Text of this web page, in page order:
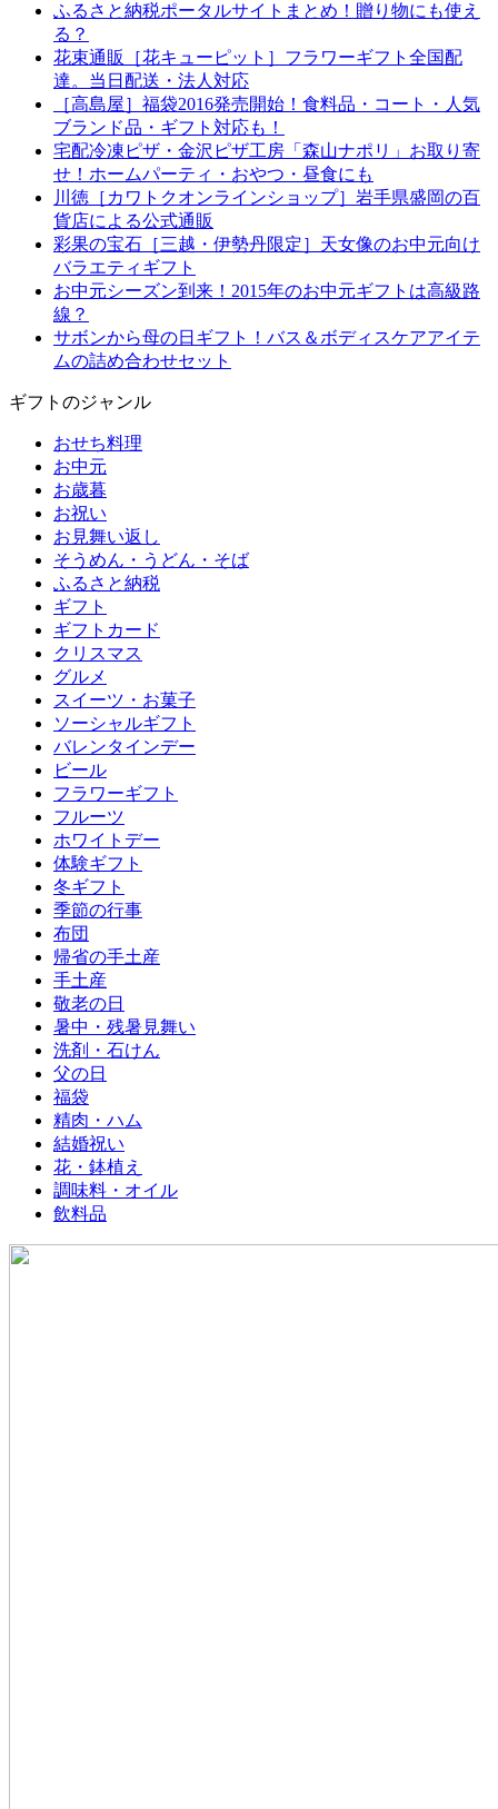
ふるさと納税ポータルサイトまとめ！贈り物にも使え
る？
花束通販［花キューピット］フラワーギフト全国配
達。当日配送・法人対応
［高島屋］福袋2016発売開始！食料品・コート・人気
ブランド品・ギフト対応も！
宅配冷凍ピザ・金沢ピザ工房「森山ナポリ」お取り寄
せ！ホームパーティ・おやつ・昼食にも
川徳［カワトクオンラインショップ］岩手県盛岡の百
貨店による公式通販
彩果の宝石［三越・伊勢丹限定］天女像のお中元向け
バラエティギフト
お中元シーズン到来！2015年のお中元ギフトは高級路
線？
サボンから母の日ギフト！バス＆ボディスケアアイテ
ムの詰め合わせセット
ギフトのジャンル
おせち料理
お中元
お歳暮
お祝い
お見舞い返し
そうめん・うどん・そば
ふるさと納税
ギフト
ギフトカード
クリスマス
グルメ
スイーツ・お菓子
ソーシャルギフト
バレンタインデー
ビール
フラワーギフト
フルーツ
ホワイトデー
体験ギフト
冬ギフト
季節の行事
布団
帰省の手土産
手土産
敬老の日
暑中・残暑見舞い
洗剤・石けん
父の日
福袋
精肉・ハム
結婚祝い
花・鉢植え
調味料・オイル
飲料品